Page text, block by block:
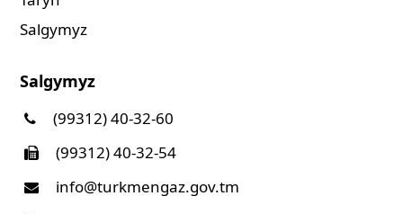
Salgymyz
Salgymyz
(99312) 40-32-60
(99312) 40-32-54
info@turkmengaz.gov.tm